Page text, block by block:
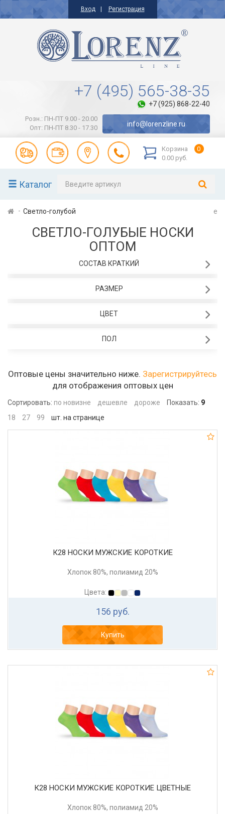
Вход Регистрация
+7 (495) 565-38-35
+7 (925) 868-22-40
Розн.: ПН-ПТ 9.00 - 20.00
Опт: ПН-ПТ 8.30 - 17.30
info@lorenzline.ru
Корзина
0
0.00 руб.
Каталог
Светло-голубой e
СВЕТЛО-ГОЛУБЫЕ НОСКИ
ОПТОМ
СОСТАВ КРАТКИЙ
РАЗМЕР
ЦВЕТ
ПОЛ
Оптовые цены значительно ниже. Зарегистрируйтесь
для отображения оптовых цен
Сортировать: по новизне дешевле дороже Показать: 9
18
27 99 шт. на странице
К28 НОСКИ МУЖСКИЕ КОРОТКИЕ
Хлопок 80%, полиамид 20%
Цвета:
156 руб.
Купить
К28 НОСКИ МУЖСКИЕ КОРОТКИЕ ЦВЕТНЫЕ
Хлопок 80%, полиамид 20%